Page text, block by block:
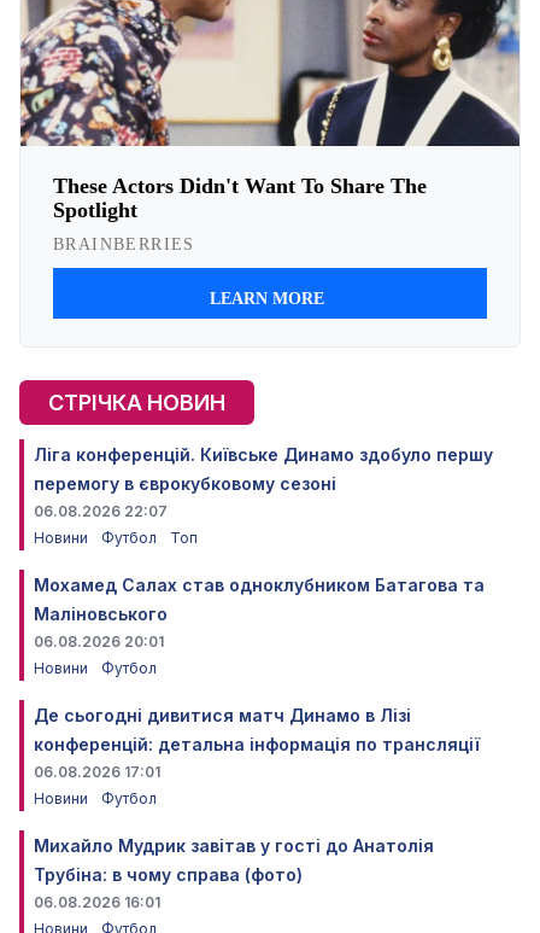
СТРІЧКА НОВИН
Ліга конференцій. Київське Динамо здобуло першу
перемогу в єврокубковому сезоні
06.08.2026 22:07
Новини
Футбол Топ
Мохамед Салах став одноклубником Батагова та
Маліновського
06.08.2026 20:01
Новини
Футбол
Де сьогодні дивитися матч Динамо в Лізі
конференцій: детальна інформація по трансляції
06.08.2026 17:01
Новини
Футбол
Михайло Мудрик завітав у гості до Анатолія
Трубіна: в чому справа (фото)
06.08.2026 16:01
Новини
Футбол